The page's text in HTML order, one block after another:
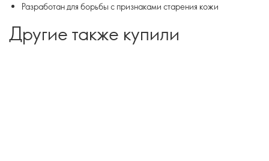
Разработан для борьбы с признаками старения кожи
Другие также купили